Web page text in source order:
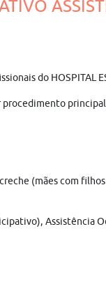
do HOSPITAL
(mães com
Assistência